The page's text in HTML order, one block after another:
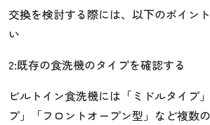
交換を検討する際には、以下のポイン
い
2:既存の食洗機のタイプを確認する
ビルトイン食洗機には「ミドルタイプ
プ」「フロントオープン型」など複数